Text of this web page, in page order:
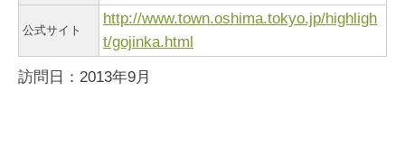
公式サイト
http://www.town.oshima.tokyo.jp/highligh
t/gojinka.html
訪問日：2013年9月